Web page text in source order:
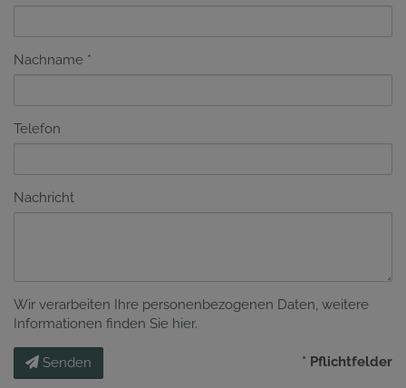
Nachname
Telefon
Nachricht
Wir verarbeiten Ihre personenbezogenen Daten, weitere
Informationen finden Sie hier.
Senden * Pflichtfelder